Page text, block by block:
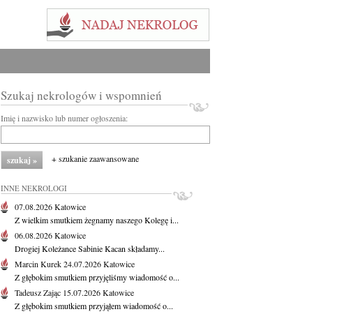
Szukaj nekrologów i wspomnień
Imię i nazwisko lub numer ogłoszenia:
+ szukanie zaawansowane
INNE NEKROLOGI
07.08.2026Katowice
Z wielkim smutkiem żegnamy naszego Kolegę i...
06.08.2026Katowice
Drogiej Koleżance Sabinie Kacan składamy...
Marcin Kurek24.07.2026Katowice
Z głębokim smutkiem przyjęliśmy wiadomość o...
Tadeusz Zając 15.07.2026Katowice
Z głębokim smutkiem przyjąłem wiadomość o...